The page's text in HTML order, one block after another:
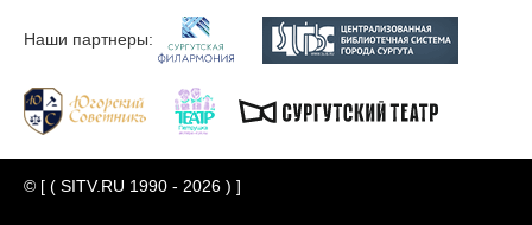
Наши партнеры:
© [ ( SITV.RU 1990 - 2026 ) ]